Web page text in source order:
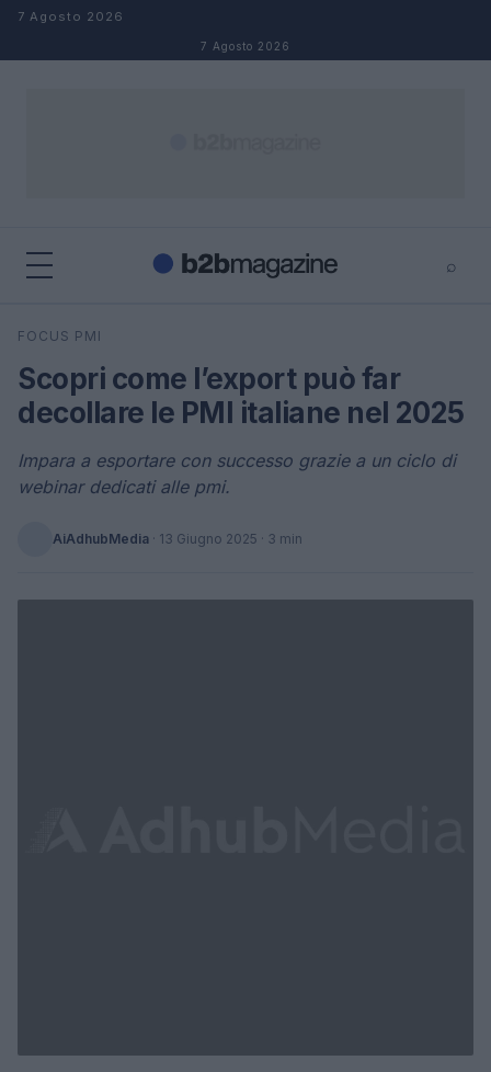
Salta al contenuto
7 Agosto 2026
7 Agosto 2026
⌕
Cerca
FOCUS PMI
Scopri come l’export può far
decollare le PMI italiane nel 2025
Impara a esportare con successo grazie a un ciclo di
webinar dedicati alle pmi.
AiAdhubMedia · 13 Giugno 2025 · 3 min